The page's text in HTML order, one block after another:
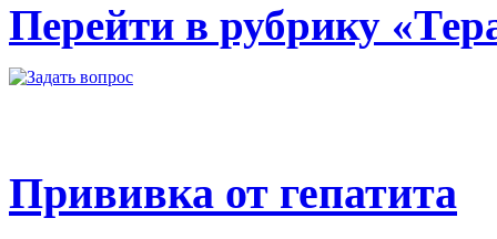
Перейти в рубрику
Прививка от гепатита